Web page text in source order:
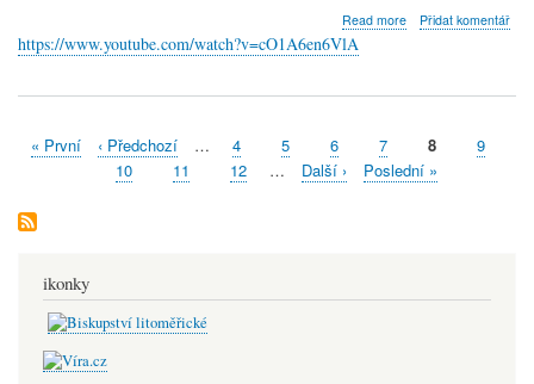
Read moreabout
-
Přidat komentář
https://www.youtube.com/watch?v=cO1A6en6VlA
Pagination
First
« První
Předchozí
stránka
‹ Předchozí … Stránka
4 Stránka
5 Stránka
6 Stránka
7
Aktuální
stránka
8 Stránka
9
Stránka
10 Stránka
11 Stránka
12 …
Následující
Další ›
Poslední
Poslední »
ikonky